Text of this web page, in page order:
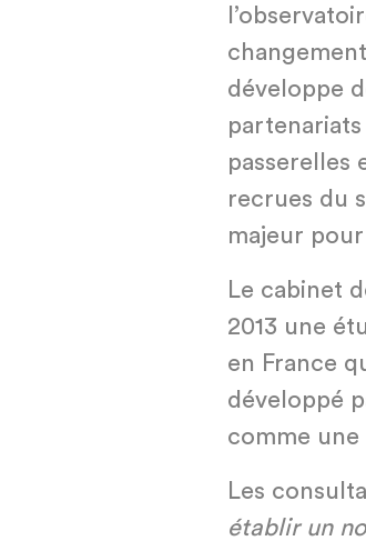
développe
passerelles
recrues du
majeur
Le cabinet
2013 une
en France
développé
comme une
Les
établir un